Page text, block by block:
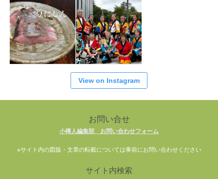
View on Instagram
お問い合せ
小樽人編集部 お問い合わせフォーム
※サイト内の図版・文章の転載については事前にお問い合わせください
サイト内検索